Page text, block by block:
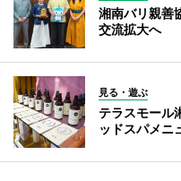
湘南バリ親善
交流拡大へ
見る・遊ぶ
テラスモール
ッドスパメニ